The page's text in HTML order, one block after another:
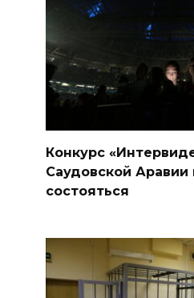
Конкурс
Саудовской
состояться